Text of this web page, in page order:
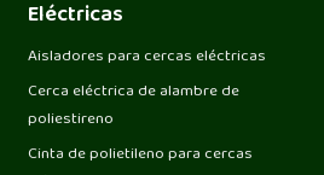
Eléctricas
Aisladores para cercas eléctricas
Cerca eléctrica de alambre de
poliestireno
Cinta de polietileno para cercas